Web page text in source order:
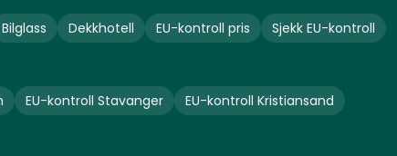
Bilglass Dekkhotell EU-kontroll pris Sjekk EU-kontroll
EU-kontroll Stavanger EU-kontroll Kristiansand